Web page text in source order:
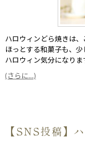
ハロウィンどら焼きは
ほっとする和菓子も、
ハロウィン気分になりま
(さらに…)
【SNS投稿】